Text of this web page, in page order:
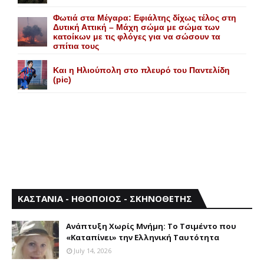
Φωτιά στα Μέγαρα: Εφιάλτης δίχως τέλος στη
Δυτική Αττική – Μάχη σώμα με σώμα των
κατοίκων με τις φλόγες για να σώσουν τα
σπίτια τους
Και η Ηλιούπολη στο πλευρό του Παντελίδη
(pic)
ΚΑΣΤΑΝΙΑ - ΗΘΟΠΟΙΟΣ - ΣΚΗΝΟΘΕΤΗΣ
Aνάπτυξη Xωρίς Mνήμη: Το Τσιμέντο που
«Καταπίνει» την Ελληνική Ταυτότητα
July 14, 2026